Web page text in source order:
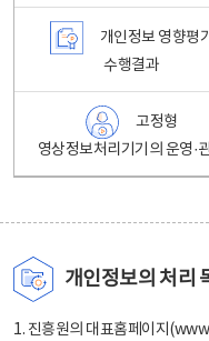
개인정보 영향평
수행결과
고정형
영상정보처리기기의 운영·
개인정보의 처리
1. 진흥원의 대표홈페이지